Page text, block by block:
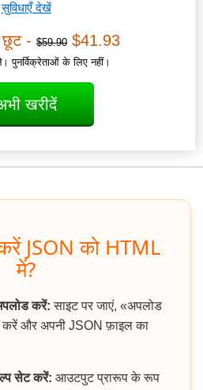
सुविधाएँ देखें
छूट - $59.90 $41.93
पुनर्विक्रेताओं के लिए नहीं।
खरीदें
JSON को HTML
में?
करें: साइट पर जाएं, «अपलोड
करें और अपनी JSON फ़ाइल का
सेट करें: आउटपुट प्रारूप के रूप